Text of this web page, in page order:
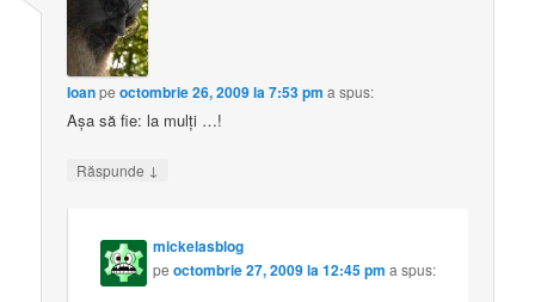
Ioanpeoctombrie 26, 2009 la 7:53 pm a spus:
Aşa să fie: la mulţi …!
Răspunde ↓
mickelasblog
peoctombrie 27, 2009 la 12:45 pm a spus: